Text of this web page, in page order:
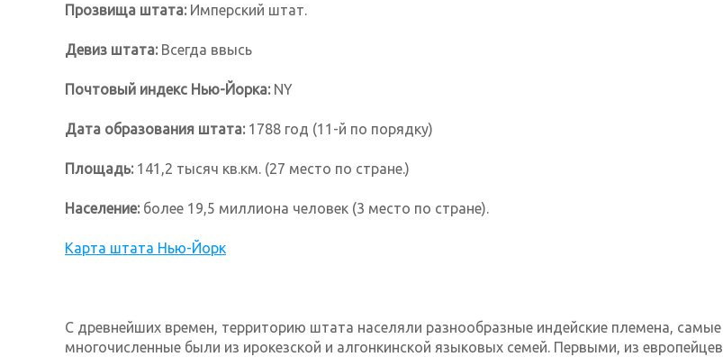
Прозвища штата: Имперский штат.
Девиз штата:Всегда ввысь
Почтовый индекс Нью-Йорка:NY
Дата образования штата:1788 год (11-й по порядку)
Площадь:141,2 тысяч кв.км. (27 место по стране.)
Население:более 19,5 миллиона человек (3 место по стране).
Карта штата Нью-Йорк
С древнейших времен, территорию штата населяли разнообразные индейские племена, самые
многочисленные были из ирокезской и алгонкинской языковых семей. Первыми, из европейцев